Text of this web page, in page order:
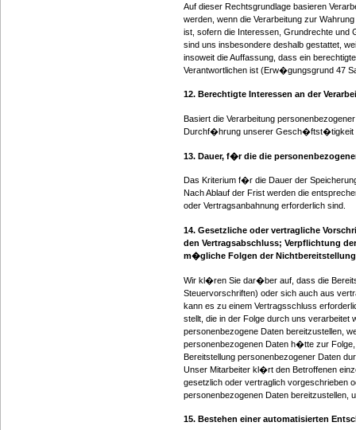
Auf dieser Rechtsgrundlage basieren
werden, wenn die Verarbeitung zur
ist, sofern die Interessen, Grundrechte
sind uns insbesondere deshalb gestattet,
insoweit die Auffassung, dass ein
Verantwortlichen ist (Erw�gungsgrund 47
12. Berechtigte Interessen an der
Basiert die Verarbeitung
Durchf�hrung unserer Gesch�ftst�tigkeit
13. Dauer, f�r die die
Das Kriterium f�r die Dauer der
Nach Ablauf der Frist werden die
oder Vertragsanbahnung erforderlich sind.
14. Gesetzliche oder vertragliche
den Vertragsabschluss; Verpflichtung
m�gliche Folgen der Nichtbereitstellung
Wir kl�ren Sie dar�ber auf, dass die
Steuervorschriften) oder sich auch aus
kann es zu einem Vertragsschluss
stellt, die in der Folge durch uns
personenbezogene Daten bereitzustellen,
personenbezogenen Daten h�tte zur
Bereitstellung personenbezogener Daten
Unser Mitarbeiter kl�rt den Betroffenen
gesetzlich oder vertraglich vorgeschrieben
personenbezogenen Daten bereitzustellen,
15. Bestehen einer automatisierten